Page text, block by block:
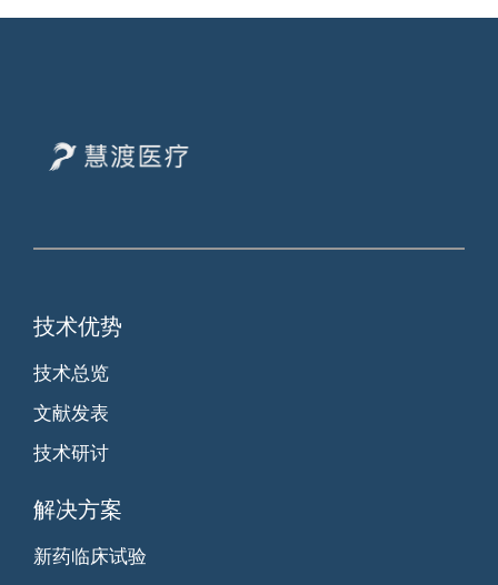
技术优势
技术总览
文献发表
技术研讨
解决方案
新药临床试验